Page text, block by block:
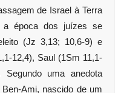
de Israel à Terra
a época dos juízes se
(Jz 3,13; 10,6-9) e
12,4), Saul (1Sm 11,1-
uma anedota
Ami, nascido de um